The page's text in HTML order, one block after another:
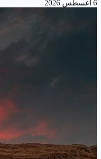
6 أغسطس 2026